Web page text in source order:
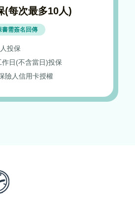
(每次最多10人)
書需簽名回傳
投保
日(不含當日)投保
險人信用卡授權